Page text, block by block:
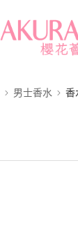
男士香水 香